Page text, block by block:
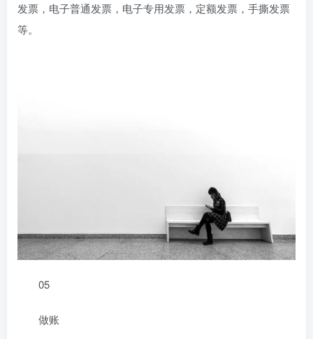
发票，电子普通发票，电子专用发票，定额发票，手撕发票
等。
05
做账